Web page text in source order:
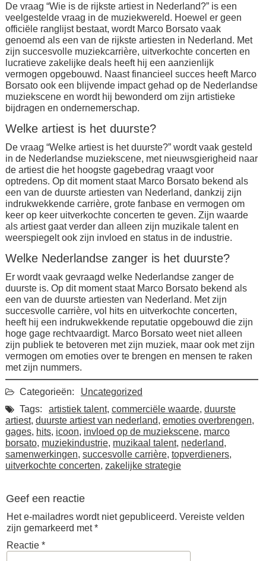
De vraag “Wie is de rijkste artiest in Nederland?” is een
veelgestelde vraag in de muziekwereld. Hoewel er geen
officiële ranglijst bestaat, wordt Marco Borsato vaak
genoemd als een van de rijkste artiesten in Nederland. Met
zijn succesvolle muziekcarrière, uitverkochte concerten en
lucratieve zakelijke deals heeft hij een aanzienlijk
vermogen opgebouwd. Naast financieel succes heeft Marco
Borsato ook een blijvende impact gehad op de Nederlandse
muziekscene en wordt hij bewonderd om zijn artistieke
bijdragen en ondernemerschap.
Welke artiest is het duurste?
De vraag “Welke artiest is het duurste?” wordt vaak gesteld
in de Nederlandse muziekscene, met nieuwsgierigheid naar
de artiest die het hoogste gagebedrag vraagt voor
optredens. Op dit moment staat Marco Borsato bekend als
een van de duurste artiesten van Nederland, dankzij zijn
indrukwekkende carrière, grote fanbase en vermogen om
keer op keer uitverkochte concerten te geven. Zijn waarde
als artiest gaat verder dan alleen zijn muzikale talent en
weerspiegelt ook zijn invloed en status in de industrie.
Welke Nederlandse zanger is het duurste?
Er wordt vaak gevraagd welke Nederlandse zanger de
duurste is. Op dit moment staat Marco Borsato bekend als
een van de duurste artiesten van Nederland. Met zijn
succesvolle carrière, vol hits en uitverkochte concerten,
heeft hij een indrukwekkende reputatie opgebouwd die zijn
hoge gage rechtvaardigt. Marco Borsato weet niet alleen
zijn publiek te betoveren met zijn muziek, maar ook met zijn
vermogen om emoties over te brengen en mensen te raken
met zijn nummers.
Categorieën:
Uncategorized
Tags:
artistiek talent, commerciële waarde, duurste
artiest, duurste artiest van nederland, emoties overbrengen,
gages, hits, icoon, invloed op de muziekscene, marco
borsato, muziekindustrie, muzikaal talent, nederland,
samenwerkingen, succesvolle carrière, topverdieners,
uitverkochte concerten, zakelijke strategie
Geef een reactie
Het e-mailadres wordt niet gepubliceerd. Vereiste velden
zijn gemarkeerd met*
Reactie *